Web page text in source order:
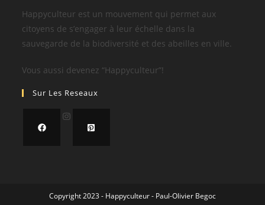
Happyculteur est un mouvement qui permet aux
citoyens de s’engager à leur échelle dans la
sauvegarde de la biodiversité et des abeilles en ville.
​Vous aussi devenez “Happyculteur”!
Sur Les Reseaux
Copyright 2023 - Happyculteur - Paul-Olivier Begoc